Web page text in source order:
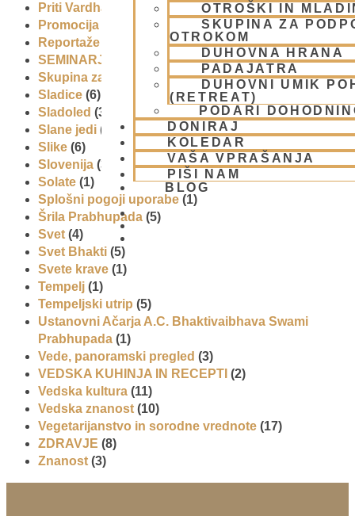
OTROŠKI IN
SKUPINA ZA
OTROKOM
DUHOVNA HRANA
PADAJATRA
DUHOVNI UMIK
(RETREAT)
PODARI
DONIRAJ
KOLEDAR
VAŠA VPRAŠANJA
PIŠI NAM
BLOG
Priti Vardhana das
(1)
Promocija in izobrazevanje
(3)
Reportaže
SEMINARJI IN TEČAJ (5)
Skupina za podporo družinam in otrokom (CPT)(1)
Sladice (6)
Sladoled (3)
Slane jedi (2)
Slike (6)
Slovenija (30)
Solate (1)
Splošni pogoji uporabe (1)
Šrila Prabhupada (5)
Svet (4)
Svet Bhakti (5)
Svete krave (1)
Tempelj (1)
Tempeljski utrip (5)
Ustanovni Ačarja A.C. Bhaktivaibhava Swami
Prabhupada (1)
Vede, panoramski pregled (3)
VEDSKA KUHINJA IN RECEPTI (2)
Vedska kultura (11)
Vedska znanost (10)
Vegetarijanstvo in sorodne vrednote (17)
ZDRAVJE (8)
Znanost (3)